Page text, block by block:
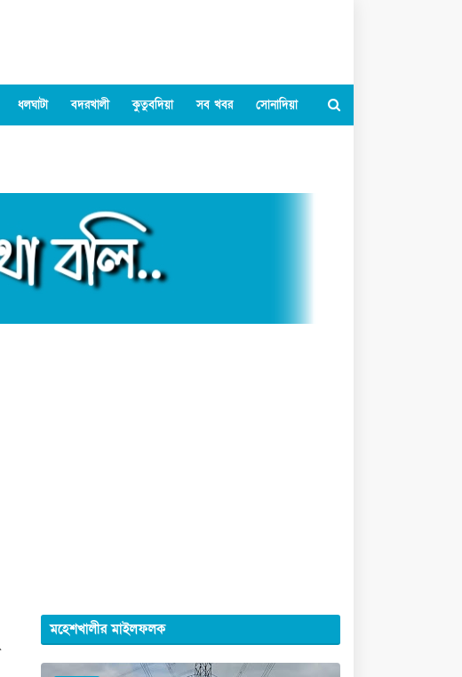
ধলঘাটা বদরখালী কুতুবদিয়া সব খবর সোনাদিয়া
মহেশখালীর মাইলফলক